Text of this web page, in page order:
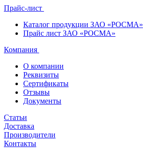
Прайс-лист
Каталог продукции ЗАО «РОСМА»
Прайс лист ЗАО «РОСМА»
Компания
О компании
Реквизиты
Сертификаты
Отзывы
Документы
Статьи
Доставка
Производители
Контакты